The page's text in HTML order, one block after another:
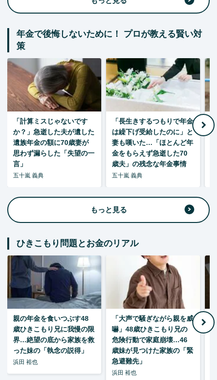
年金で後悔しないために！ プロが教える賢い対
策
「計算ミスじゃないです
か？」急逝した夫が遺した
遺族年金の額に70歳妻が
思わず漏らした「失望の一
言」
五十嵐 義典
「長生きするつもりで年金
は繰下げ受給したのに」と
妻も嘆いた…「ほとんど年
金をもらえず急逝した70
歳夫」の残念な年金事情
五十嵐 義典
もっと見る
ひきこもり問題とお金のリアル
親の年金を食いつぶす48
歳ひきこもり兄に我慢の限
界…絶望の底から家族を救
った妹の「執念の説得」
浜田 裕也
「大声で騒ぎながら親を威
嚇」48歳ひきこもり兄の
危険行動で家庭崩壊…46
歳妹が見つけた家族の「緊
急避難先」
浜田 裕也